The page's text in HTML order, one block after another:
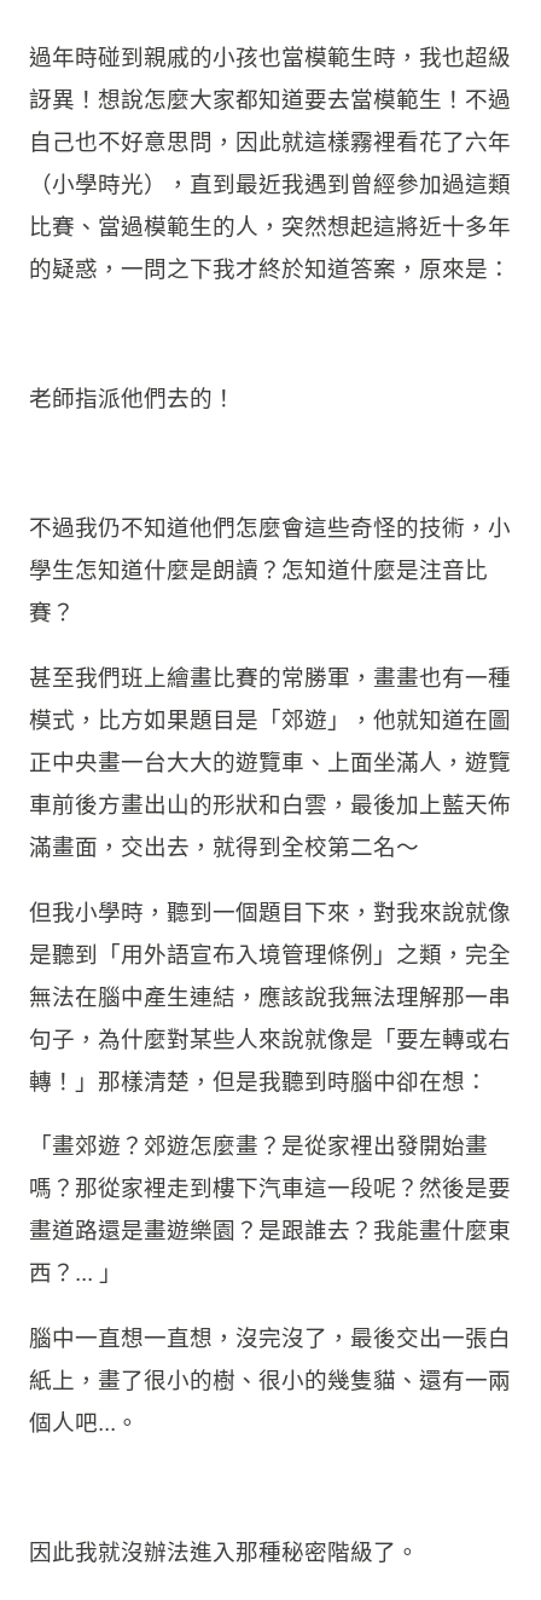
過年時碰到親戚的小孩也當模範生時，我也超級
訝異！想說怎麼大家都知道要去當模範生！不過
自己也不好意思問，因此就這樣霧裡看花了六年
（小學時光），直到最近我遇到曾經參加過這類
比賽、當過模範生的人，突然想起這將近十多年
的疑惑，一問之下我才終於知道答案，原來是：
老師指派他們去的！
不過我仍不知道他們怎麼會這些奇怪的技術，小
學生怎知道什麼是朗讀？怎知道什麼是注音比
賽？
甚至我們班上繪畫比賽的常勝軍，畫畫也有一種
模式，比方如果題目是「郊遊」，他就知道在圖
正中央畫一台大大的遊覽車、上面坐滿人，遊覽
車前後方畫出山的形狀和白雲，最後加上藍天佈
滿畫面，交出去，就得到全校第二名～
但我小學時，聽到一個題目下來，對我來說就像
是聽到「用外語宣布入境管理條例」之類，完全
無法在腦中產生連結，應該說我無法理解那一串
句子，為什麼對某些人來說就像是「要左轉或右
轉！」那樣清楚，但是我聽到時腦中卻在想：
「畫郊遊？郊遊怎麼畫？是從家裡出發開始畫
嗎？那從家裡走到樓下汽車這一段呢？然後是要
畫道路還是畫遊樂園？是跟誰去？我能畫什麼東
西？... 」
腦中一直想一直想，沒完沒了，最後交出一張白
紙上，畫了很小的樹、很小的幾隻貓、還有一兩
個人吧...。
因此我就沒辦法進入那種秘密階級了。